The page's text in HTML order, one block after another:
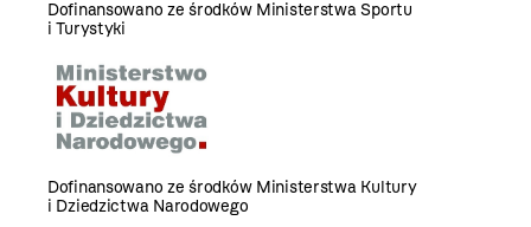
Dofinansowano ze środków Ministerstwa Sportu
i Turystyki
Dofinansowano ze środków Ministerstwa Kultury
i Dziedzictwa Narodowego